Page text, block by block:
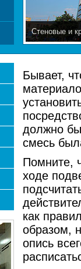
Бывает,
должно
смесь
Помните,
ходе
как
образом,
опись